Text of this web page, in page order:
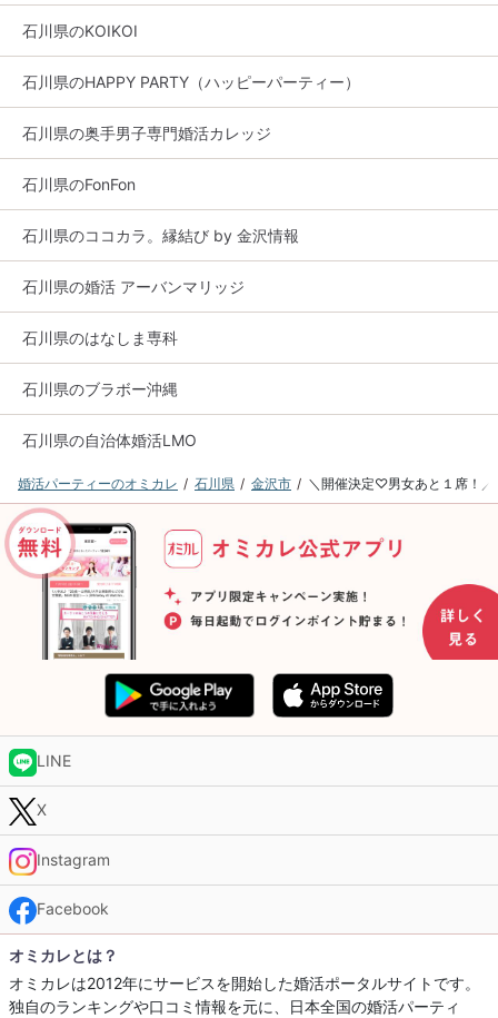
石川県のKOIKOI
石川県のHAPPY PARTY（ハッピーパーティー）
石川県の奥手男子専門婚活カレッジ
石川県のFonFon
石川県のココカラ。縁結び by 金沢情報
石川県の婚活 アーバンマリッジ
石川県のはなしま専科
石川県のブラボー沖縄
石川県の自治体婚活LMO
婚活パーティーのオミカレ 石川県 金沢市 ＼開催決定♡男女あと１席！
LINE
X
Instagram
Facebook
オミカレとは？
オミカレは2012年にサービスを開始した婚活ポータルサイトです。
独自のランキングや口コミ情報を元に、日本全国の婚活パーティ